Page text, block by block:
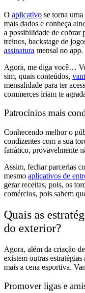
O aplicativo se torna
mais dados e conheça
a possibilidade de cobrar
treinos, backstage de
assinatura mensal no app.
Agora, me diga você…
sim, quais conteúdos,
mensalidade para ter
commerces iriam te
Patrocínios mais
Conhecendo melhor o
condizentes com a sua
fanático, provavelmente
Assim, fechar parcerias
mesmo aplicativos de
gerar receitas, pois, os
comércios, pois sabem
Quais as
do exterior?
Agora, além da criação
existem outras
mais a cena esportiva.
Promover ligas e